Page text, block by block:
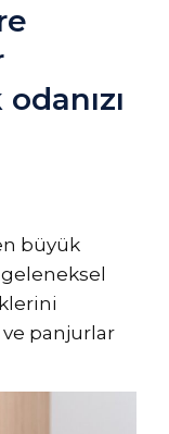
büyük
panjurlar